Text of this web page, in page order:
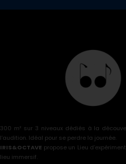
300 m² sur 3 niveaux dédiés à la
l’audition. Idéal pour se perdre la journée.
IRIS&OCTAVE propose un Lieu
lieu immersif.